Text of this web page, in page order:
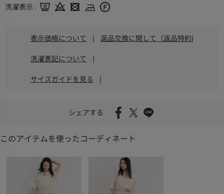
洗濯表示
表示価格について | 返品交換に関して（返品特約)
洗濯表記について |
サイズガイドを見る |
シェアする
このアイテムを使ったコーディネート